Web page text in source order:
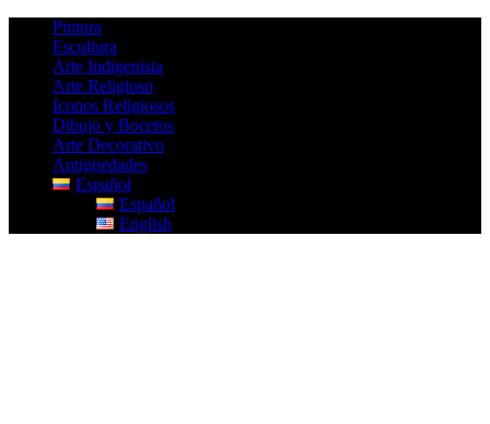
Pintura
Escultura
Arte Indigenista
Arte Religioso
Iconos Religiosos
Dibujo y Bocetos
Arte Decorativo
Antigüedades
Español
Español
English